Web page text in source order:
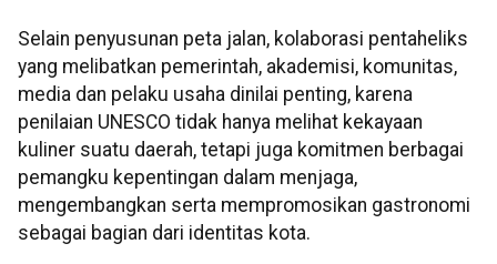
Selain penyusunan peta jalan, kolaborasi pentaheliks
yang melibatkan pemerintah, akademisi, komunitas,
media dan pelaku usaha dinilai penting, karena
penilaian UNESCO tidak hanya melihat kekayaan
kuliner suatu daerah, tetapi juga komitmen berbagai
pemangku kepentingan dalam menjaga,
mengembangkan serta mempromosikan gastronomi
sebagai bagian dari identitas kota.